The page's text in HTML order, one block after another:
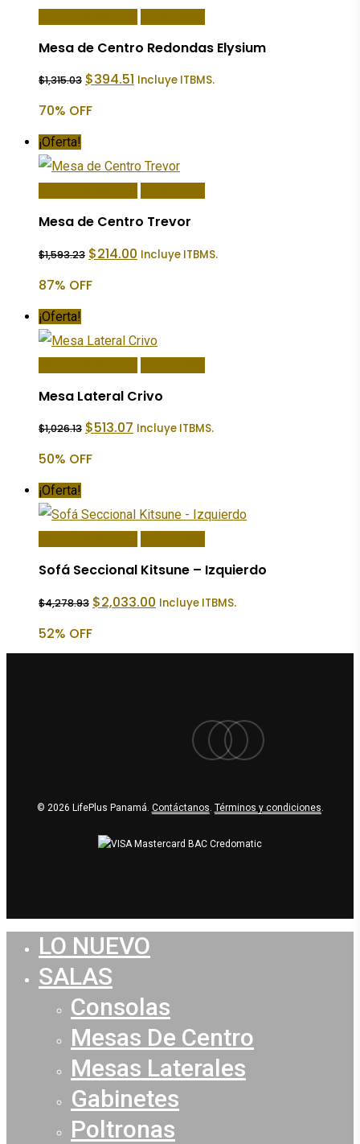
Mesa de Centro Redondas Elysium
$1,315.03 El
precio
era:
$394.51 El
precio
Incluye ITBMS.
70% OFF
¡Oferta!
Mesa de Centro Trevor
$1,593.23 El
precio
era:
$214.00 El
precio
Incluye ITBMS.
87% OFF
¡Oferta!
Mesa Lateral Crivo
$1,026.13 El
precio
era:
$513.07 El
precio
Incluye ITBMS.
50% OFF
¡Oferta!
Sofá Seccional Kitsune – Izquierdo
$4,278.93 El
precio
era:
$2,033.00 El
precio
Incluye ITBMS.
52% OFF
facebook
youtube
instagram
© 2026 LifePlus Panamá. Contáctanos Términos y condiciones
LO NUEVO
SALAS
Consolas
Mesas De Centro
Mesas Laterales
Gabinetes
Poltronas